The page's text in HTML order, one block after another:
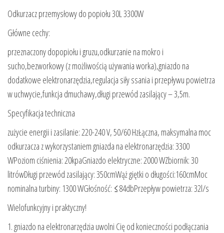
Odkurzacz przemysłowy do popiołu 30L 3300W
Główne cechy:
przeznaczony dopopiołu i gruzu,odkurzanie na mokro i
sucho,bezworkowy (z możliwością używania worka),gniazdo na
dodatkowe elektronarzędzia,regulacja siły ssania i przepływu powietrza
w uchwycie,funkcja dmuchawy,długi przewód zasilający – 3,5m.
Specyfikacja techniczna
zużycie energii i zasilanie: 220-240 V, 50/60 HzŁączna, maksymalna moc
odkurzacza z wykorzystaniem gniazda na elektronarzędzia: 3300
WPoziom ciśnienia: 20kpaGniazdo elektryczne: 2000 WZbiornik: 30
litrówDługi przewód zasilający: 350cmWąż giętki o długości:160cmMoc
nominalna turbiny: 1300 WGłośność: ≤84dbPrzepływ powietrza: 32l/s
Wielofunkcyjny i praktyczny!
1. gniazdo na elektronarzędzia uwolni Cię od konieczności podłączania